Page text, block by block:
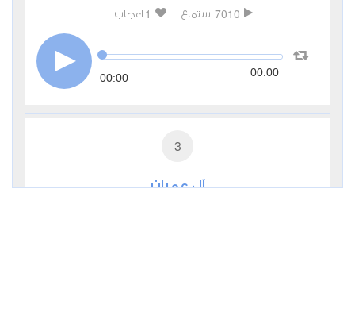
7010 استماع 1 اعجاب
00:00 00:00
3
آل عمران